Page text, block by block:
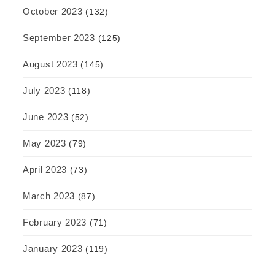
October 2023 (132)
September 2023 (125)
August 2023 (145)
July 2023 (118)
June 2023 (52)
May 2023 (79)
April 2023 (73)
March 2023 (87)
February 2023 (71)
January 2023 (119)